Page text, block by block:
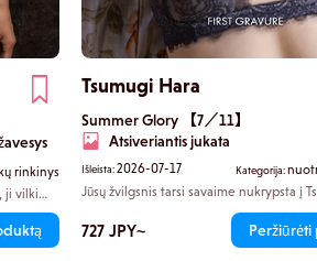
rinkinys
ji vilki
Tsumugi Hara
Summer Glory 【7／11】
Atsiveriantis jukata
Išleista:2026-07-17 Kategorija:
Jūsų žvilgsnis tarsi savaime nukrypsta į
Per švelnią jukatos skylę matosi jos
nuoga oda. Jos pirštų galiukai glosto
727 JPY~